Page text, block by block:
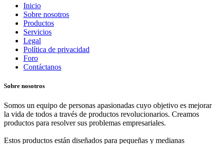
Inicio
Sobre nosotros
Productos
Servicios
Legal
Política de privacidad
Foro
Contáctanos
Sobre nosotros
Somos un equipo de personas apasionadas cuyo objetivo es mejorar
la vida de todos a través de productos revolucionarios. Creamos
productos para resolver sus problemas empresariales.
Estos productos están diseñados para pequeñas y medianas